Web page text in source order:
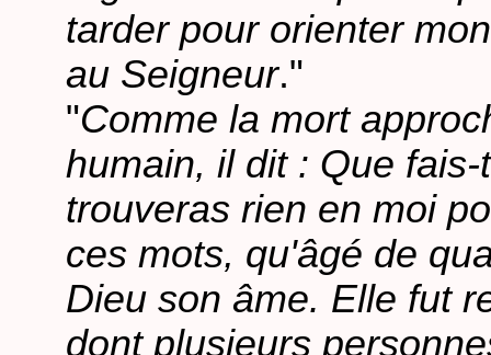
tarder pour orienter
au Seigneur."
"Comme la mort
humain, il dit : Que
trouveras rien en moi
ces mots, qu'âgé de
Dieu son âme. Elle fut
dont plusieurs